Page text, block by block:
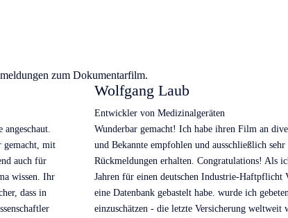
zum Dokumentarfilm.
gemacht, mit
auch für
wissen. Ihr
dass in
Wolfgang Laub
Entwickler von Medizinalgeräten
Wunderbar gemacht! Ich habe ihren Film an
und Bekannte empfohlen und ausschließlich
Rückmeldungen erhalten. Congratulations! Als
Jahren für einen deutschen Industrie-Haftpflicht
eine Datenbank gebastelt habe. wurde ich
einzuschätzen - die letzte Versicherung weltweit